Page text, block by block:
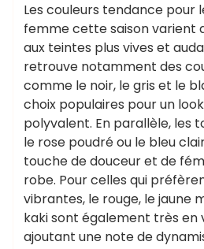
Les couleurs tendance pour
femme cette saison varient
aux teintes plus vives et
retrouve notamment des
comme le noir, le gris et le
choix populaires pour un
polyvalent. En parallèle, les
le rose poudré ou le bleu
touche de douceur et de
robe. Pour celles qui
vibrantes, le rouge, le jaune
kaki sont également très en
ajoutant une note de